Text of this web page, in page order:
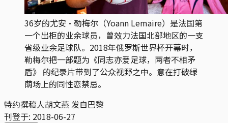
36岁的尤安·勒梅尔（Yoann Lemaire）是法国第
一个出柜的业余球员，曾效力法国北部地区的一支
省级业余足球队。2018年俄罗斯世界杯开幕时，
勒梅尔把一部题为《同志亦爱足球，两者不相矛
盾》 的纪录片带到了公众视野之中。意在打破绿
荫场上的同性恋禁忌。
特约撰稿人胡文燕 发自巴黎
刊登于: 2018-06-27